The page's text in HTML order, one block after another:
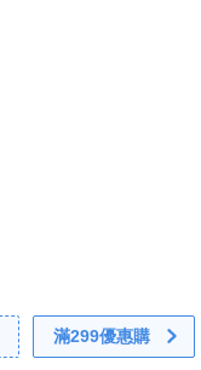
滿299優惠購